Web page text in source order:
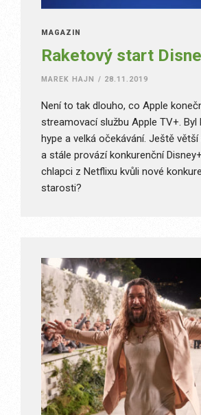
MAGAZÍN
Raketový start
MAREK HAJN / 28.11.2019
Není to tak dlouho, co Apple
streamovací službu Apple TV+. Byl
hype a velká očekávání. Ještě
a stále provází konkurenční
chlapci z Netflixu kvůli nové
starosti?